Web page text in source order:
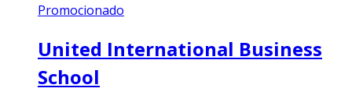
Promocionado
United International Business
School